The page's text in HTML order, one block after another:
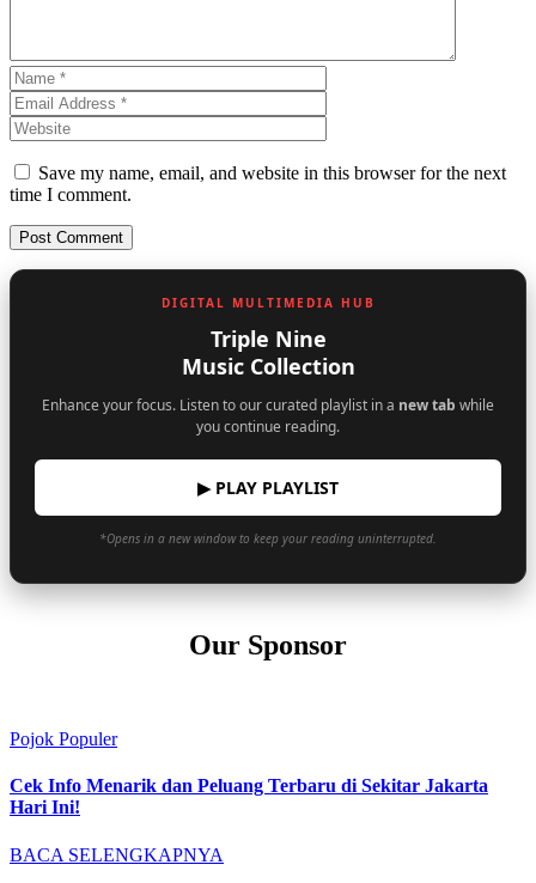
Save my name, email, and website in this browser for the next
time I comment.
DIGITAL MULTIMEDIA HUB
Triple Nine
Music Collection
Enhance your focus. Listen to our curated playlist in a new tab while
you continue reading.
▶ PLAY PLAYLIST
*Opens in a new window to keep your reading uninterrupted.
Our Sponsor
Pojok Populer
Cek Info Menarik dan Peluang Terbaru di Sekitar Jakarta
Hari Ini!
BACA SELENGKAPNYA